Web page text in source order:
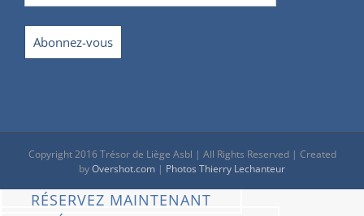
Copyright 2016 Trésor de Liège Asbl | All Rights Reserved | Created
byOvershot.com | Photos Thierry Lechanteur
RÉSERVEZ MAINTENANT